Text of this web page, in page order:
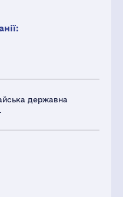
державна